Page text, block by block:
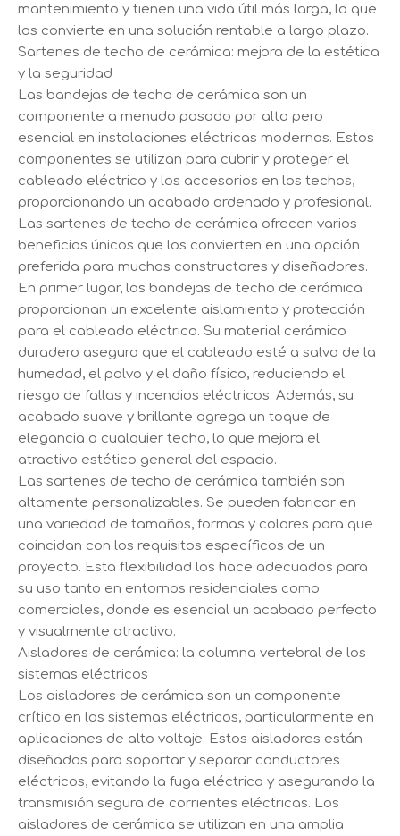
mantenimiento y tienen una vida útil más larga, lo que
los convierte en una solución rentable a largo plazo.
Sartenes de techo de cerámica: mejora de la estética
y la seguridad
Las bandejas de techo de cerámica son un
componente a menudo pasado por alto pero
esencial en instalaciones eléctricas modernas. Estos
componentes se utilizan para cubrir y proteger el
cableado eléctrico y los accesorios en los techos,
proporcionando un acabado ordenado y profesional.
Las sartenes de techo de cerámica ofrecen varios
beneficios únicos que los convierten en una opción
preferida para muchos constructores y diseñadores.
En primer lugar, las bandejas de techo de cerámica
proporcionan un excelente aislamiento y protección
para el cableado eléctrico. Su material cerámico
duradero asegura que el cableado esté a salvo de la
humedad, el polvo y el daño físico, reduciendo el
riesgo de fallas y incendios eléctricos. Además, su
acabado suave y brillante agrega un toque de
elegancia a cualquier techo, lo que mejora el
atractivo estético general del espacio.
Las sartenes de techo de cerámica también son
altamente personalizables. Se pueden fabricar en
una variedad de tamaños, formas y colores para que
coincidan con los requisitos específicos de un
proyecto. Esta flexibilidad los hace adecuados para
su uso tanto en entornos residenciales como
comerciales, donde es esencial un acabado perfecto
y visualmente atractivo.
Aisladores de cerámica: la columna vertebral de los
sistemas eléctricos
Los aisladores de cerámica son un componente
crítico en los sistemas eléctricos, particularmente en
aplicaciones de alto voltaje. Estos aisladores están
diseñados para soportar y separar conductores
eléctricos, evitando la fuga eléctrica y asegurando la
transmisión segura de corrientes eléctricas. Los
aisladores de cerámica se utilizan en una amplia